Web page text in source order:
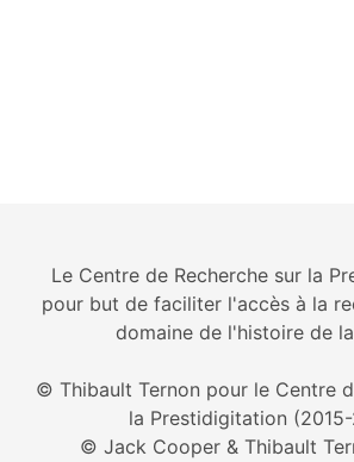
Le Centre de Recherche sur la
pour but de faciliter l'accès à la
domaine de l'histoire de
© Thibault Ternon pour le Centre
la Prestidigitation
© Jack Cooper & Thibault